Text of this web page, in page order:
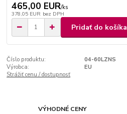
465,00 EUR/ks
378,05 EUR bez DPH
Pridať do košíka
Číslo produktu:
04-60LZNS
Výrobca:
EU
Strážiť cenu / dostupnosť
VÝHODNÉ CENY